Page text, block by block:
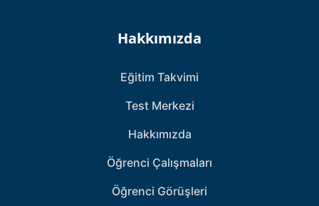
Hakkımızda
Eğitim Takvimi
Test Merkezi
Hakkımızda
Öğrenci Çalışmaları
Öğrenci Görüşleri